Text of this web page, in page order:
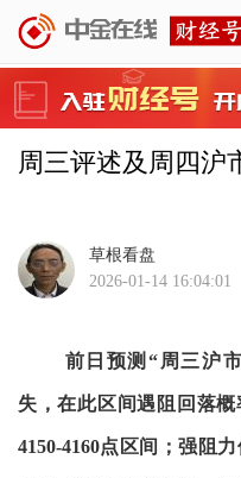
周三评述及周四沪
草根看盘
2026-01-14 16:04:01
前日预测“周三沪
失，在此区间遇阻回落
4150-4160点区间；强阻